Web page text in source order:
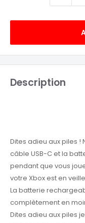
Description
Dites adieu aux piles !
câble USB-C et la
pendant que vous
votre Xbox est en
La batterie
complètement en
Dites adieu aux piles